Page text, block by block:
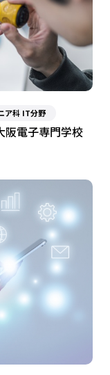
ア科 IT分野
阪電子専門学校